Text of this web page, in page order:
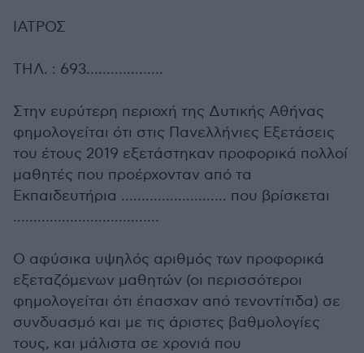
ΙΑΤΡΟΣ
ΤΗΛ. : 693……………….
Στην ευρύτερη περιοχή της Δυτικής Αθήνας
φημολογείται ότι στις Πανελλήνιες Εξετάσεις
του έτους 2019 εξετάστηκαν προφορικά πολλοί
μαθητές που προέρχονταν από τα
Εκπαιδευτήρια …………………….. που βρίσκεται
………………………………
Ο αφύσικα υψηλός αριθμός των προφορικά
εξεταζόμενων μαθητών (οι περισσότεροι
φημολογείται ότι έπασχαν από τενοντίτιδα) σε
συνδυασμό και με τις άριστες βαθμολογίες
τους, και μάλιστα σε χρονιά που